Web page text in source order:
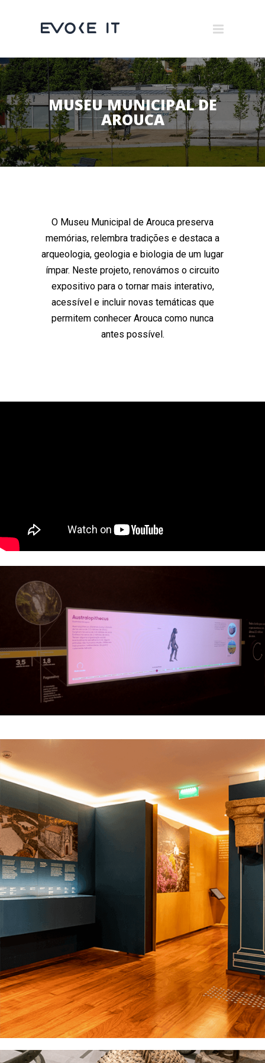
×
Museums
Brand Activation
Corporate
All
MUSEU MUNICIPAL DE
AROUCA
O Museu Municipal de Arouca preserva
memórias, relembra tradições e destaca a
arqueologia, geologia e biologia de um lugar
ímpar. Neste projeto, renovámos o circuito
expositivo para o tornar mais interativo,
acessível e incluir novas temáticas que
permitem conhecer Arouca como nunca
antes possível.